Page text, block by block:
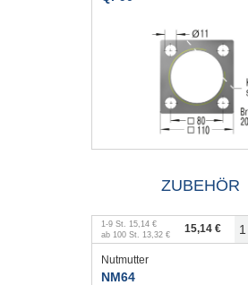
ZUBEHÖR
1 -9 St. 15,14 €
ab 100 St. 13,32 € 15,14 €
Nutmutter
NM64